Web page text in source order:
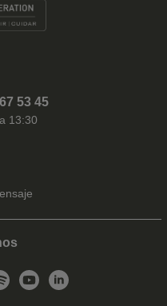
53 45
13:30